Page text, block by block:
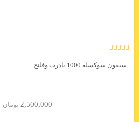
سیفون سوکسله 1000 بادرب وفلنچ
تومان 2,500,000